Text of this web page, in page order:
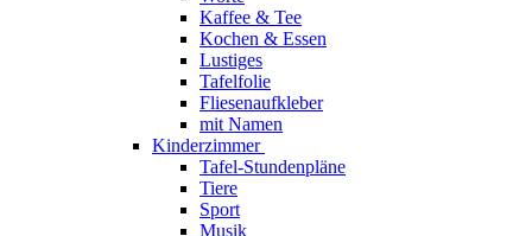
Kaffee & Tee
Kochen & Essen
Lustiges
Tafelfolie
Fliesenaufkleber
mit Namen
Kinderzimmer
Tafel-Stundenpläne
Tiere
Sport
Musik